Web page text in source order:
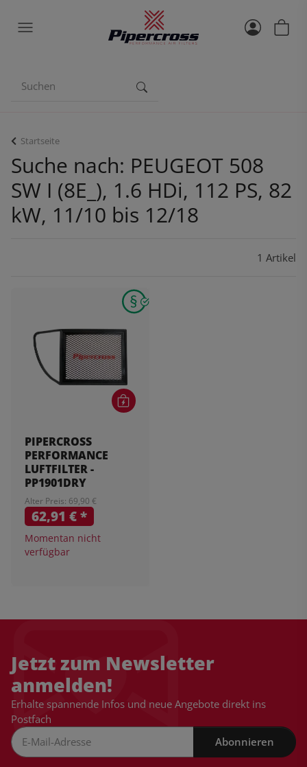
Startseite
Suche nach: PEUGEOT 508
SW I (8E_), 1.6 HDi, 112 PS, 82
kW, 11/10 bis 12/18
1 Artikel
PIPERCROSS
PERFORMANCE
LUFTFILTER -
PP1901DRY
Alter Preis: 69,90 €
62,91 €*
Momentan nicht
verfügbar
Jetzt zum Newsletter
anmelden!
Erhalte spannende Infos und neue Angebote direkt ins
Postfach
Abonnieren